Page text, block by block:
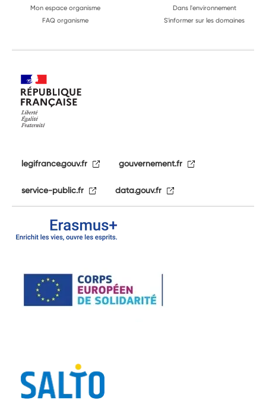
Mon espace organisme
FAQ organisme
Dans l'environnement
S'informer sur les domaines
legifrance.gouv.fr gouvernement.fr
service-public.fr data.gouv.fr